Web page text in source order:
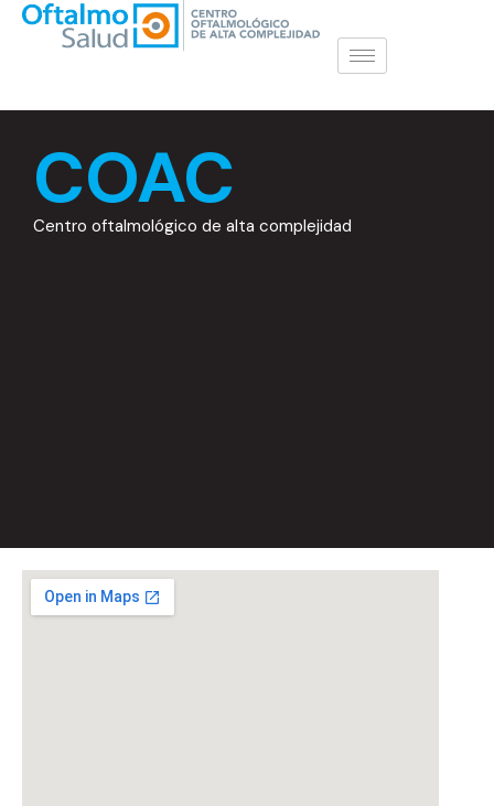
COAC
Centro oftalmológico de alta complejidad